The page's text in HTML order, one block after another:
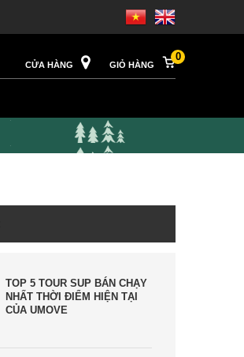
CỬA HÀNG GIỎ HÀNG
0
TOP 5 TOUR SUP BÁN CHẠY
NHẤT THỜI ĐIỂM HIỆN TẠI
CỦA UMOVE